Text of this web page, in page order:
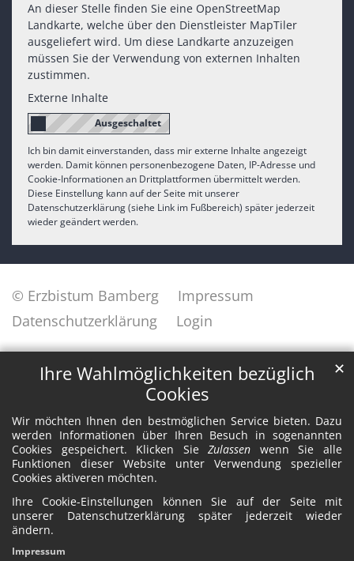
Ihre Wahlmöglichkeiten bezüglich
Cookies
Wir möchten Ihnen den bestmöglichen Service bieten. Dazu
werden Informationen über Ihren Besuch in sogenannten
Cookies gespeichert. Klicken SieZulassen wenn Sie alle
Funktionen dieser Website unter Verwendung spezieller
Cookies aktiveren möchten.
Ihre Cookie-Einstellungen können Sie auf der Seite mit
unserer Datenschutzerklärung später jederzeit wieder
ändern.
✕
Impressum
An dieser Stelle finden Sie eine OpenStreetMap
Landkarte, welche über den Dienstleister MapTiler
ausgeliefert wird. Um diese Landkarte anzuzeigen
müssen Sie der Verwendung von externen Inhalten
zustimmen.
Externe Inhalte
Ich bin damit einverstanden, dass mir externe Inhalte angezeigt
werden. Damit können personenbezogene Daten, IP-Adresse und
Cookie-Informationen an Drittplattformen übermittelt werden.
Diese Einstellung kann auf der Seite mit unserer
Datenschutzerklärung (siehe Link im Fußbereich) später jederzeit
wieder geändert werden.
© Erzbistum Bamberg
Impressum
Datenschutzerklärung
Login